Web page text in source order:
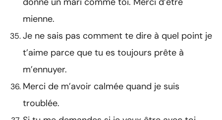
mienne.
Je ne sais pas comment te dire à quel point je
t’aime parce que tu es toujours prête à
m’ennuyer.
Merci de m’avoir calmée quand je suis
troublée.